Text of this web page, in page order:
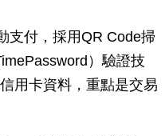
支付，採用QR Code掃
）驗證技
用卡資料，重點是交易